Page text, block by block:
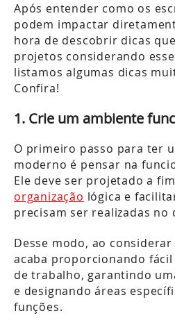
Após entender como os
podem impactar
hora de descobrir dicas
projetos considerando
listamos algumas dicas
Confira!
1. Crie um ambiente
O primeiro passo para ter
moderno é pensar na
Ele deve ser projetado a
organização lógica e
precisam ser realizadas no
Desse modo, ao
acaba proporcionando
de trabalho, garantindo
e designando áreas
funções.